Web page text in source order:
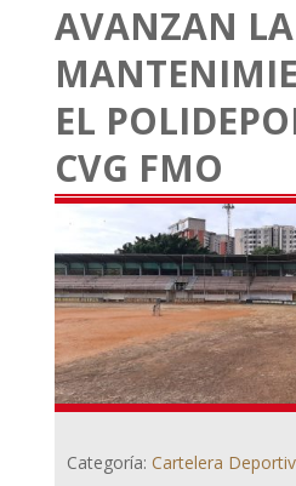
AVANZAN
EL
CVG FMO
Categoría: Cartelera